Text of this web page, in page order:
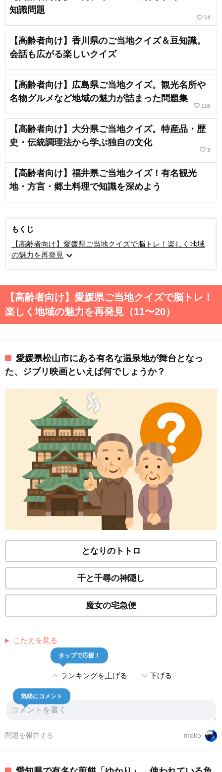
知識問題
favorite_border 14
【高齢者向け】香川県のご当地クイズ＆豆知識。
会話も広がる楽しいクイズ
【高齢者向け】広島県ご当地クイズ。観光名所や
名物グルメなど地域の魅力が詰まった問題集
favorite_border 116
【高齢者向け】大分県ご当地クイズ。特産品・歴
史・伝統調理法から学ぶ独自の文化
favorite_border 3
【高齢者向け】福井県ご当地クイズ！有名観光
地・方言・郷土料理で知識を深めよう
もくじ
【高齢者向け】愛媛県ご当地クイズで脳トレ！楽しく地域
の魅力を再発見 expand_more
【高齢者向け】愛媛県ご当地クイズで脳トレ！
楽しく地域の魅力を再発見（11〜20）
愛媛県松山市にある有名な温泉地が舞台となっ
た、ジブリ映画といえば何でしょうか？
となりのトトロ
千と千尋の神隠し
魔女の宅急便
こたえを見る
expand_lessランキングを上げる
タップで応援！
expand_more下げる
気軽にコメント
moko
問題を報告する